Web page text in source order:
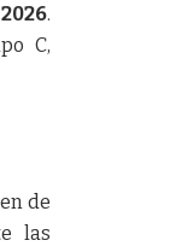
.
C,
de
las